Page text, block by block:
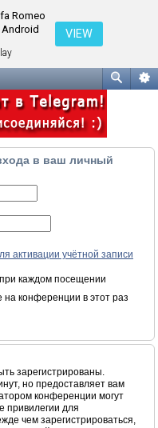
Romeo
VIEW
в ваш личный
активации учётной записи
каждом посещении
конференции в этот раз
зарегистрированы.
но предоставляет вам
конференции могут
привилегии для
чем зарегистрироваться,